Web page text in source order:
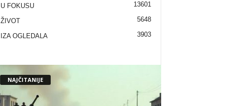
U FOKUSU 13601
ŽIVOT 5648
IZA OGLEDALA 3903
NAJČITANIJE